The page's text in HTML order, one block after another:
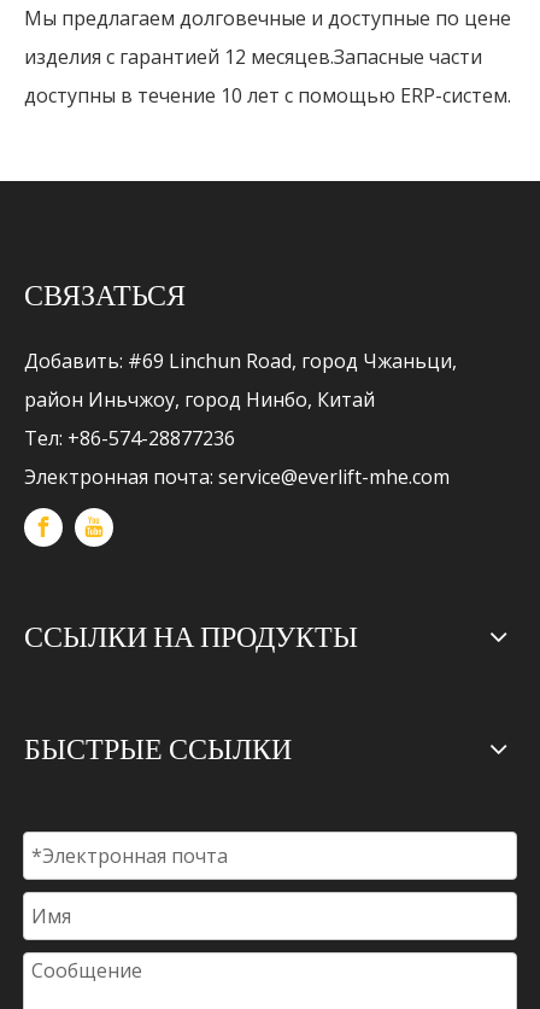
Мы предлагаем долговечные и доступные по цене
изделия с гарантией 12 месяцев.Запасные части
доступны в течение 10 лет с помощью ERP-систем.
СВЯЗАТЬСЯ
Добавить: #69 Linchun Road, город Чжаньци,
район Иньчжоу, город Нинбо, Китай
Тел: +86-574-28877236
Электронная почта: service@everlift-mhe.com
ССЫЛКИ НА ПРОДУКТЫ
БЫСТРЫЕ ССЫЛКИ